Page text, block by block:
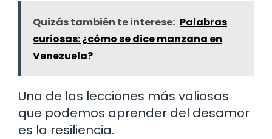
Quizás también te interese: Palabras
curiosas: ¿cómo se dice manzana en
Venezuela?
Una de las lecciones más valiosas
que podemos aprender del desamor
es la resiliencia.